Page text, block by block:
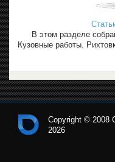
В этом разделе
Кузовные работы.
Copyright © 2008
2026